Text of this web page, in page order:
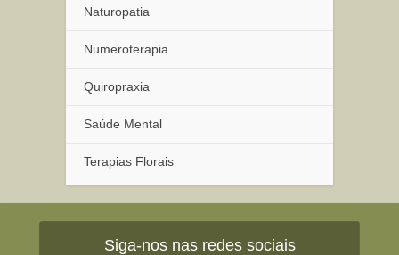
Naturopatia
Numeroterapia
Quiropraxia
Saúde Mental
Terapias Florais
Siga-nos nas redes sociais